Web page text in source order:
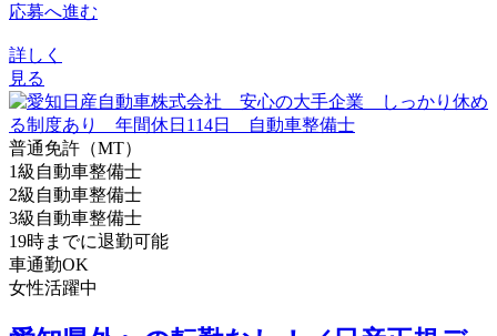
応募へ進む
詳しく
見る
普通免許（MT）
1級自動車整備士
2級自動車整備士
3級自動車整備士
19時までに退勤可能
車通勤OK
女性活躍中